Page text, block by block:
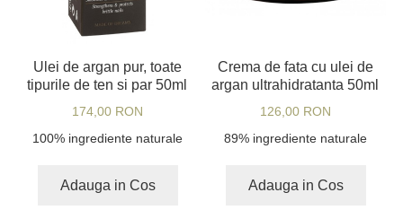
Ulei de argan pur, toate
tipurile de ten si par 50ml
174,00 RON
100% ingrediente naturale
Adauga in Cos
Crema de fata cu ulei de
argan ultrahidratanta 50ml
126,00 RON
89% ingrediente naturale
Adauga in Cos